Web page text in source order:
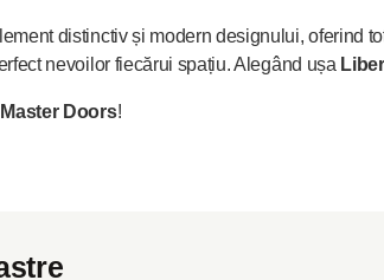
distinctiv și modern designului, oferind
nevoilor fiecărui spațiu. Alegând ușa
Master Doors!